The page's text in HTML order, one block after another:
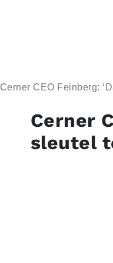
Cerner CEO Feinberg:
Cerner
sleutel